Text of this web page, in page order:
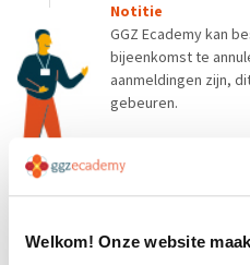
Welkom! Onze website
Notitie
GGZ Ecademy kan
bijeenkomst te
aanmeldingen zijn,
gebeuren.